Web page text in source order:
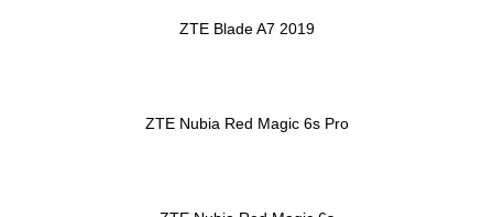
ZTE Blade A7 2019
ZTE Nubia Red Magic 6s Pro